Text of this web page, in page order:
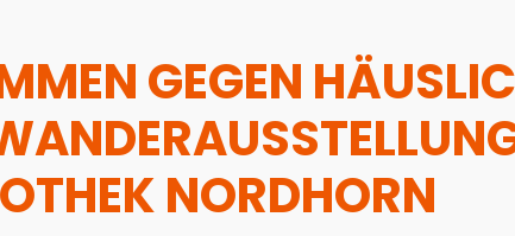
GEGEN
NORDHORN